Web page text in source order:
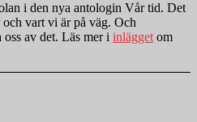
i den nya antologin Vår tid. Det
vart vi är på väg. Och
av det. Läs mer i inlägget om